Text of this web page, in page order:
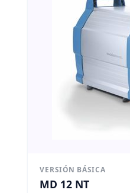
VERSIÓN BÁSICA
MD 12 NT